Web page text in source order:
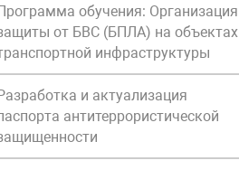
Программа обучения: Организация
от БВС (БПЛА) на объектах
инфраструктуры
Разработка и актуализация
антитеррористической